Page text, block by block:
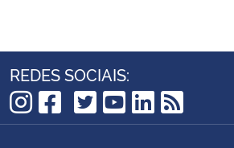
REDES SOCIAIS:
Instagram
Facebook
TikTok
Twitter
YouTube
LinkedIn
RSS